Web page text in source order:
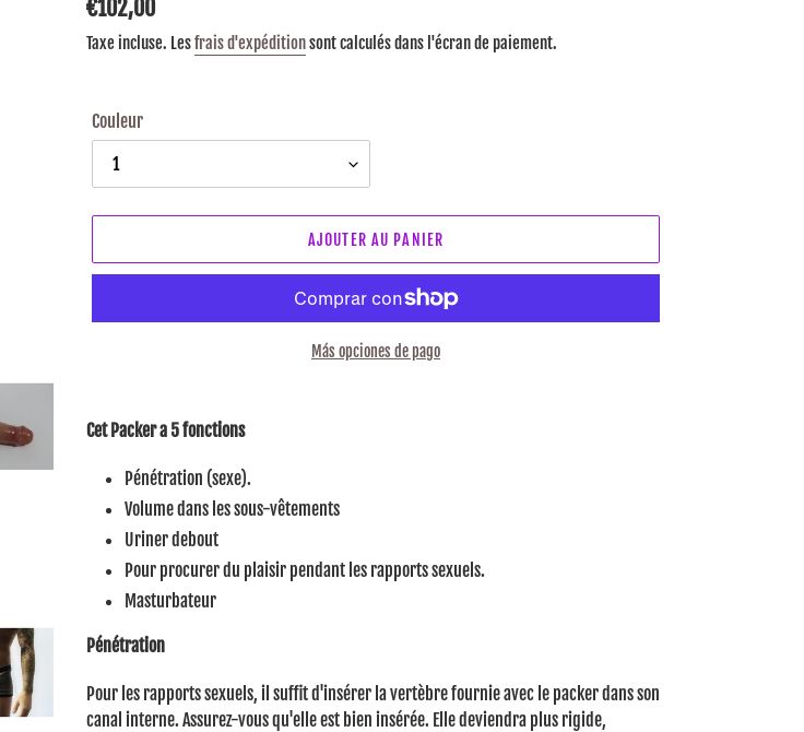
Prix
habituel
€102,00
Taxe incluse. Lesfrais d'expéditionsont calculés dans l'écran de paiement.
Couleur
AJOUTER AU PANIER
Más opciones de pago
le
panier
Cet Packer a 5 fonctions
Pénétration (sexe).
Volume dans les sous-vêtements
Uriner debout
Pour procurer du plaisir pendant les rapports sexuels.
Masturbateur
Pénétration
Pour les rapports sexuels, il suffit d'insérer la vertèbre fournie avec le packer dans son
canal interne. Assurez-vous qu'elle est bien insérée. Elle deviendra plus rigide,